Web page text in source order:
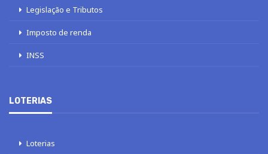
Legislação e Tributos
Imposto de renda
INSS
LOTERIAS
Loterias